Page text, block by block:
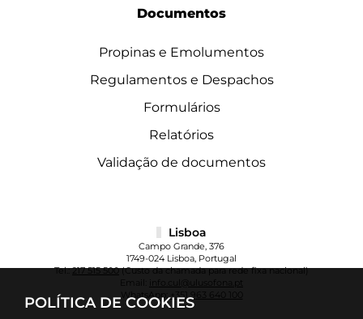
POLÍTICA DE COOKIES
Documentos
Propinas e Emolumentos
Regulamentos e Despachos
Formulários
Relatórios
Validação de documentos
Lisboa
Campo Grande, 376
1749-024 Lisboa, Portugal
Tel.:217 515 500(Custo da chamada para rede fixa nacional)
info.cul@ulusofona.pt
WhatsApp:+351 963 640 100